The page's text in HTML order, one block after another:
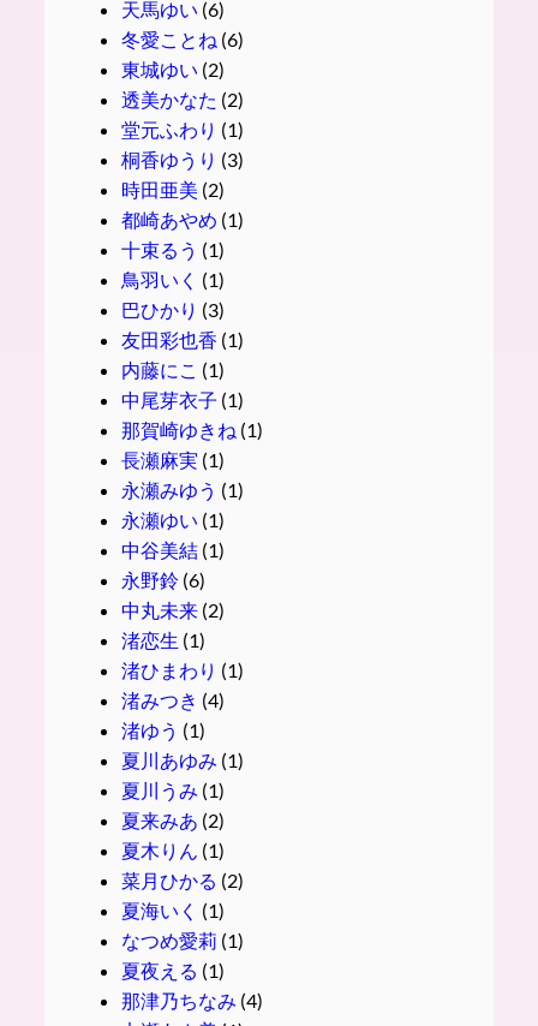
天馬ゆい (6)
冬愛ことね (6)
東城ゆい (2)
透美かなた (2)
堂元ふわり (1)
桐香ゆうり (3)
時田亜美 (2)
都崎あやめ (1)
十束るう (1)
鳥羽いく (1)
巴ひかり (3)
友田彩也香 (1)
内藤にこ (1)
中尾芽衣子 (1)
那賀崎ゆきね (1)
長瀬麻実 (1)
永瀬みゆう (1)
永瀬ゆい (1)
中谷美結(1)
永野鈴(6)
中丸未来(2)
渚恋生 (1)
渚ひまわり (1)
渚みつき (4)
渚ゆう (1)
夏川あゆみ (1)
夏川うみ (1)
夏来みあ (2)
夏木りん (1)
菜月ひかる (2)
夏海いく (1)
なつめ愛莉 (1)
夏夜える (1)
那津乃ちなみ (4)